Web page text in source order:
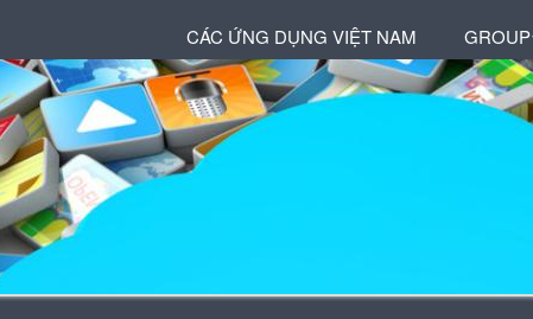
CÁC ỨNG DỤNG VIỆT NAM GROUP